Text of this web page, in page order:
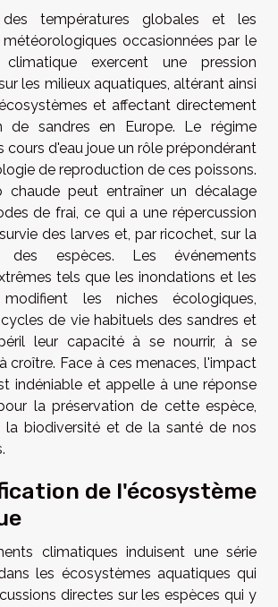
températures globales et les
occasionnées par le
climatique exercent une pression
les milieux aquatiques, altérant ainsi
et affectant directement
de sandres en Europe. Le régime
cours d'eau joue un rôle prépondérant
de reproduction de ces poissons.
chaude peut entraîner un décalage
de frai, ce qui a une répercussion
des larves et, par ricochet, sur la
des espèces. Les événements
tels que les inondations et les
modifient les niches écologiques,
de vie habituels des sandres et
leur capacité à se nourrir, à se
croître. Face à ces menaces, l'impact
indéniable et appelle à une réponse
la préservation de cette espèce,
la biodiversité et de la santé de nos
de l'écosystème
climatiques induisent une série
les écosystèmes aquatiques qui
directes sur les espèces qui y